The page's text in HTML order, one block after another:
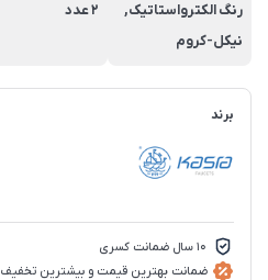
رنگ الکترواستاتیک,
نیکل-کروم
2 عدد
برند
10 سال ضمانت کسری
ضمانت بهترین قیمت و بیشترین تخفیف